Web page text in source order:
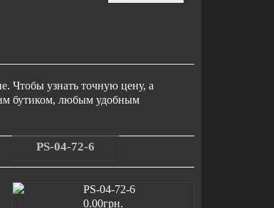
Чтобы узнать точную цену, а
бутиком, любым удобным
PS-04-72-6
0.00грн.